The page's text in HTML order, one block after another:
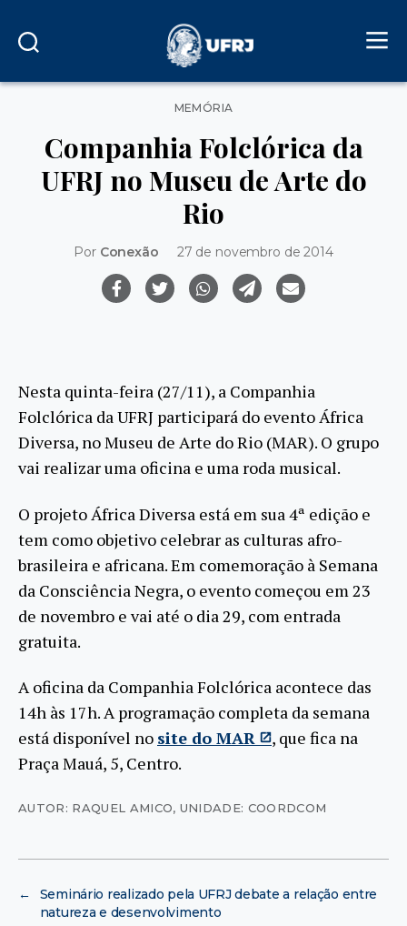
Categorias
MEMÓRIA
Companhia Folclórica da
UFRJ no Museu de Arte do
Rio
Por Conexão 27 de novembro de 2014
Nesta quinta-feira (27/11), a Companhia
Folclórica da UFRJ participará do evento África
Diversa, no Museu de Arte do Rio (MAR). O grupo
vai realizar uma oficina e uma roda musical.
O projeto África Diversa está em sua 4ª edição e
tem como objetivo celebrar as culturas afro-
brasileira e africana. Em comemoração à Semana
da Consciência Negra, o evento começou em 23
de novembro e vai até o dia 29, com entrada
gratuita.
A oficina da Companhia Folclórica acontece das
14h às 17h. A programação completa da semana
está disponível no site do MAR
, que fica na
Praça Mauá, 5, Centro.
AUTOR: RAQUEL AMICO, UNIDADE: COORDCOM
←
Seminário realizado pela UFRJ debate a relação entre
natureza e desenvolvimento